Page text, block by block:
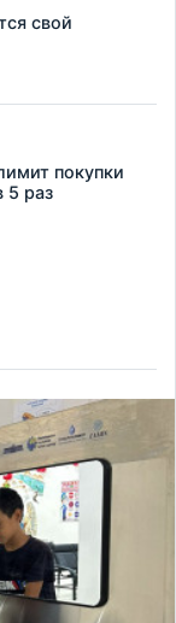
свой
покупки
5 раз